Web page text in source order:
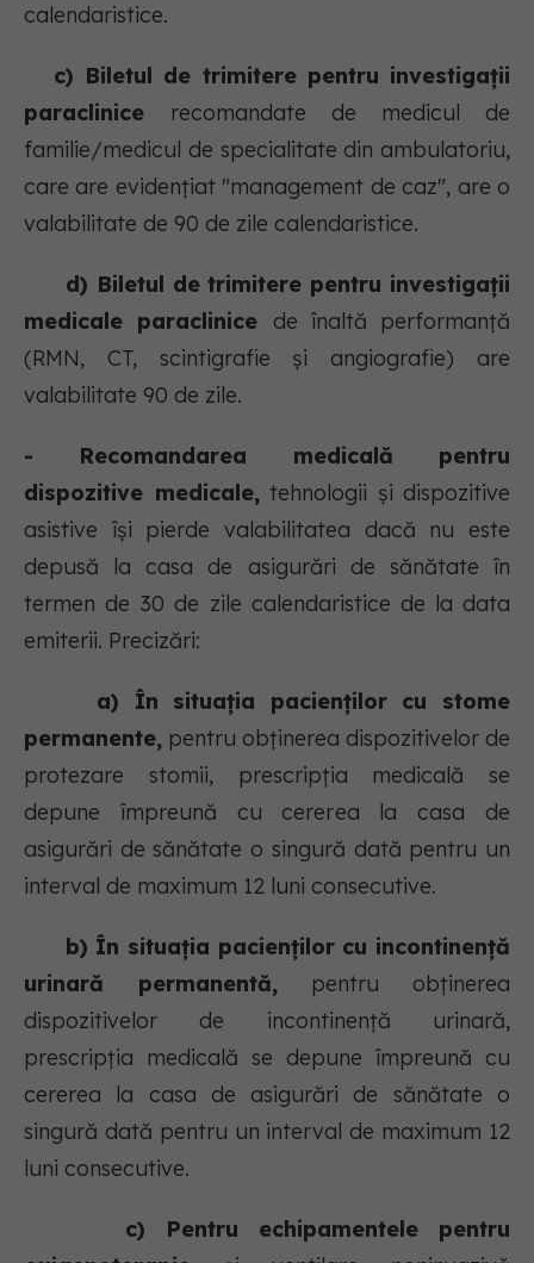
calendaristice.
c) Biletul de trimitere pentru investigații
paraclinice recomandate de medicul de
familie/medicul de specialitate din ambulatoriu,
care are evidențiat "management de caz", are o
valabilitate de 90 de zile calendaristice.
d) Biletul de trimitere pentru investigații
medicale paraclinice de înaltă performanță
(RMN, CT, scintigrafie și angiografie) are
valabilitate 90 de zile.
- Recomandarea medicală pentru
dispozitive medicale,tehnologii și dispozitive
asistive își pierde valabilitatea dacă nu este
depusă la casa de asigurări de sănătate în
termen de 30 de zile calendaristice de la data
emiterii. Precizări:
a) În situația pacienților cu stome
permanente, pentru obținerea dispozitivelor de
protezare stomii, prescripția medicală se
depune împreună cu cererea la casa de
asigurări de sănătate o singură dată pentru un
interval de maximum 12 luni consecutive.
b) În situația pacienților cu incontinență
urinară permanentă, pentru obținerea
dispozitivelor de incontinență urinară,
prescripția medicală se depune împreună cu
cererea la casa de asigurări de sănătate o
singură dată pentru un interval de maximum 12
luni consecutive.
c) Pentru echipamentele pentru